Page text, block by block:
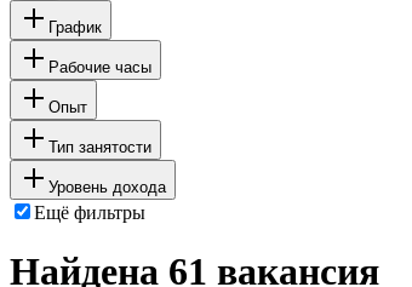
График
Рабочие часы
Опыт
Тип занятости
Уровень дохода
Ещё фильтры
Найдена 61 вакансия